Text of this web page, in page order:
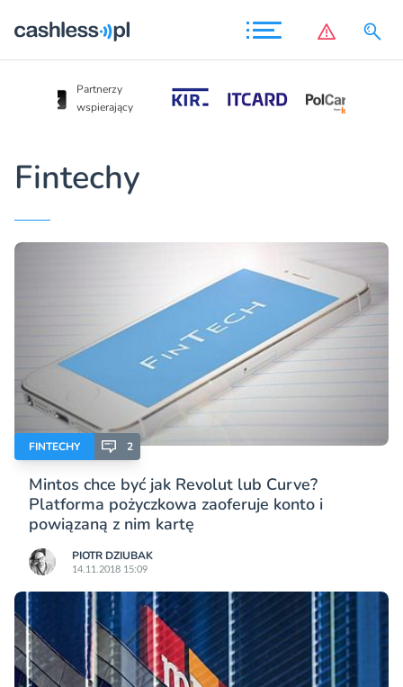
Partnerzy
wspierający
Fintechy
FINTECHY 2
Mintos chce być jak Revolut lub Curve?
Platforma pożyczkowa zaoferuje konto i
powiązaną z nim kartę
PIOTR DZIUBAK
14.11.2018 15:09